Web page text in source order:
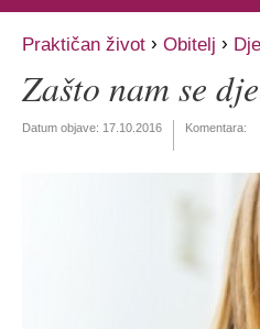
Praktičan život › Obitelj ›
Zašto nam se
Datum objave: 17.10.2016 Komentara: